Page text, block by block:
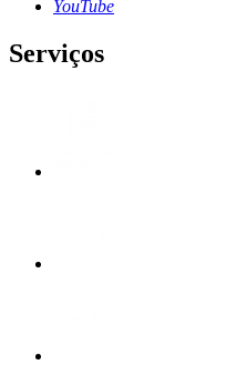
YouTube
Serviços